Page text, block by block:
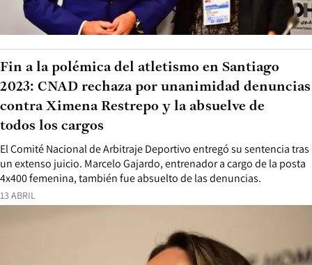
13 ABRIL
El Comité Nacional de Arbitraje Deportivo entregó su sentencia tras
un extenso juicio. Marcelo Gajardo, entrenador a cargo de la posta
4x400 femenina, también fue absuelto de las denuncias.
Fin a la polémica del atletismo en Santiago
2023: CNAD rechaza por unanimidad denuncias
contra Ximena Restrepo y la absuelve de
todos los cargos